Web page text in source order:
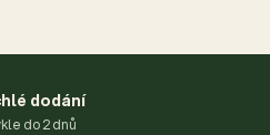
dodání
do 2 dnů